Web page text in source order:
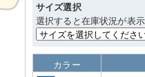
サイズ選択
選択すると在庫状況が表示
カラー